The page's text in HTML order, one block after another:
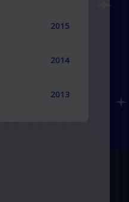
2015
2014
2013